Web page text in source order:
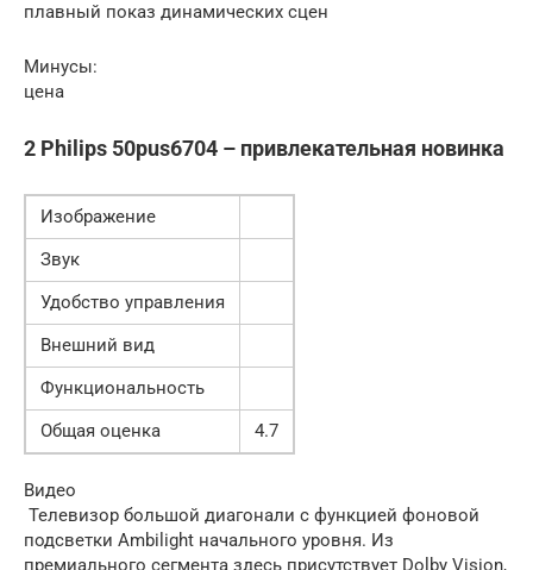
плавный показ динамических сцен
Минусы:
цена
2 Philips 50pus6704 – привлекательная новинка
Изображение
Звук
Удобство управления
Внешний вид
Функциональность
Общая оценка
4.7
Видео
Телевизор большой диагонали с функцией фоновой
подсветки Ambilight начального уровня. Из
премиального сегмента здесь присутствует Dolby Vision,